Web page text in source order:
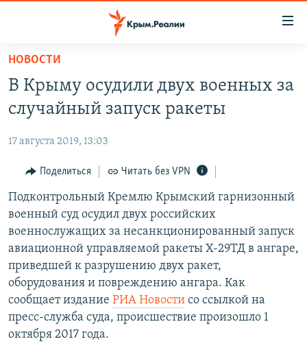
Вернуться
основному
содержанию
Вернутся
навигации
Вернутся
поиску
СПЕЦПРОЕКТЫ
КАРТА ВОЕННЫХ ОБЪЕКТОВ КРЫМА
11 ЛЕТ ОККУПАЦИИ КРЫМА. 11 ИСТОРИЙ СОПРОТИВЛЕНИЯ
ВОДА
ИСТОРИЯ
ЕЩЕ
ИНТЕРАКТИВ
ИНФОГРАФИКА
ТЕЛЕПРОЕКТ КРЫМ.РЕАЛИИ
СОВЕТЫ ПРАВОЗАЩИТНИКОВ
ПРОПАВШИЕ БЕЗ ВЕСТИ
ПОБЕДИТЕЛЕЙ НЕ СУДЯТ?
РАДІО СВОБОДА
КАК ОБОЙТИ БЛОКИРОВКУ
Українською
Qırımtatar
ПРИСОЕДИНЯЙТЕСЬ!
НОВОСТИ
В Крыму осудили двух военных за
случайный запуск ракеты
17 августа 2019, 13:03
Поделиться Читать без VPN
Подконтрольный Кремлю Крымский гарнизонный
военный суд осудил двух российских
военнослужащих за несанкционированный запуск
авиационной управляемой ракеты Х-29ТД в ангаре,
приведшей к разрушению двух ракет,
оборудования и повреждению ангара. Как
сообщает издание РИА Новости со ссылкой на
пресс-служба суда, происшествие произошло 1
октября 2017 года.